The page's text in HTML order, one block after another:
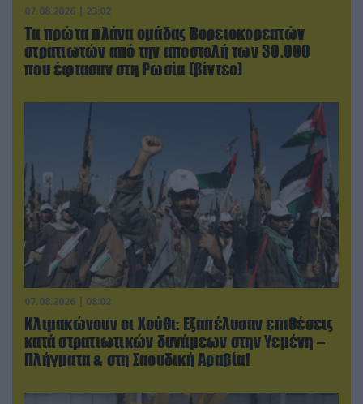
07.08.2026 | 23:02
Τα πρώτα πλάνα ομάδας Βορειοκορεατών
στρατιωτών από την αποστολή των 30.000
που έφτασαν στη Ρωσία (βίντεο)
07.08.2026 | 08:02
Κλιμακώνουν οι Χούθι: Eξαπέλυσαν επιθέσεις
κατά στρατιωτικών δυνάμεων στην Υεμένη –
Πλήγματα & στη Σαουδική Αραβία!